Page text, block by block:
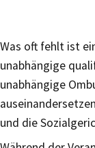
Was oft fehlt ist
unabhängige
unabhängige
und die